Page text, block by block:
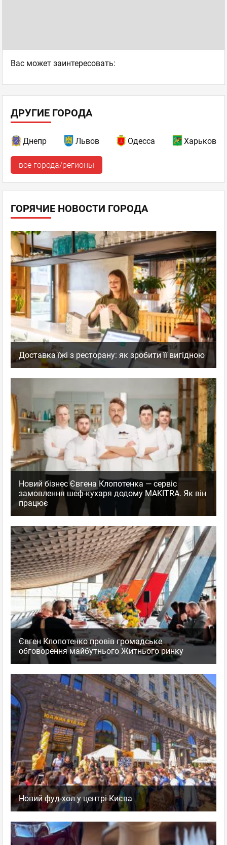
Ваc может заинтересовать:
ДРУГИЕ ГОРОДА
Днепр Львов Одесса Харьков
все города/регионы
ГОРЯЧИЕ НОВОСТИ ГОРОДА
Доставка їжі з ресторану: як зробити її вигідною
Новий бізнес Євгена Клопотенка — сервіс
замовлення шеф-кухаря додому MAKITRA. Як він
працює
Євген Клопотенко провів громадське
обговорення майбутнього Житнього ринку
Новий фуд-хол у центрі Києва